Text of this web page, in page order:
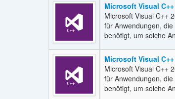
Microsoft Visual
Microsoft Visual C++
für Anwendungen,
benötigt, um solche
Microsoft Visual
Microsoft Visual C++
für Anwendungen,
benötigt, um solche